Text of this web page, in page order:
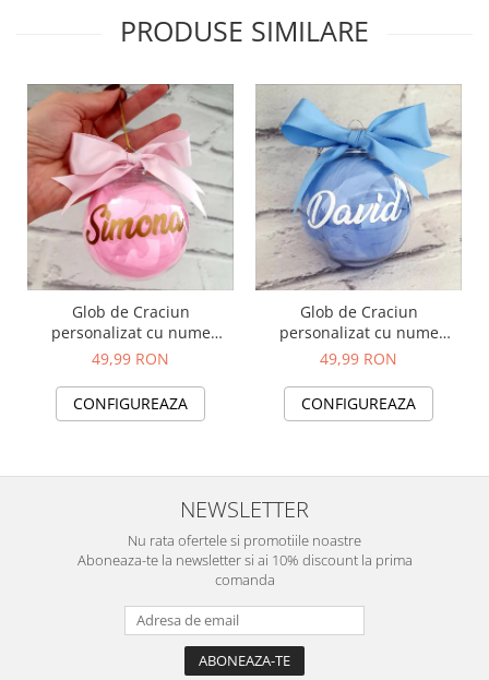
PRODUSE SIMILARE
Glob de Craciun
personalizat cu nume
model roz
49,99 RON
CONFIGUREAZA
Glob de Craciun
personalizat cu nume
model albastru
49,99 RON
CONFIGUREAZA
NEWSLETTER
Nu rata ofertele si promotiile noastre
Aboneaza-te la newsletter si ai 10% discount la prima
comanda